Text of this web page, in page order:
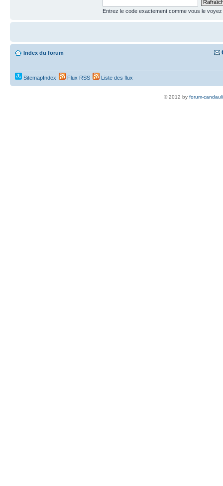
Entrez le code exactement comme vous le
Index du forum
SitemapIndex Flux RSS Liste des flux
© 2012 by forum-